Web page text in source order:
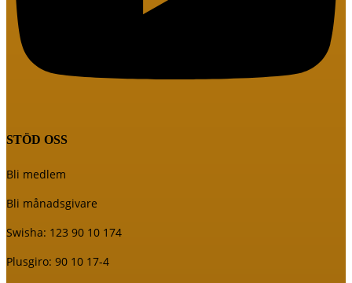
STÖD OSS
Bli medlem
Bli månadsgivare
Swisha: 123 90 10 174
Plusgiro: 90 10 17-4